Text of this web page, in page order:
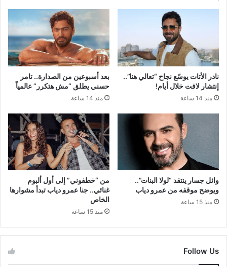
نادر الأتات يوسّع نجاح “تعالي هنا”..
إنتشار لافت خلال أيام!
منذ 14 ساعة
بعد أسبوعين من الصدارة.. تامر
حسني يطلق “مش هتكرر” عالمياً
منذ 14 ساعة
وائل جسار ينتقد “لولا البنات”..
ويوضح موقفه من عمرو دياب
منذ 15 ساعة
من “خطفوني” إلى أول ألبوم
غنائي.. جنا عمرو دياب تبدأ مشوارها
الخاص
منذ 15 ساعة
Follow Us